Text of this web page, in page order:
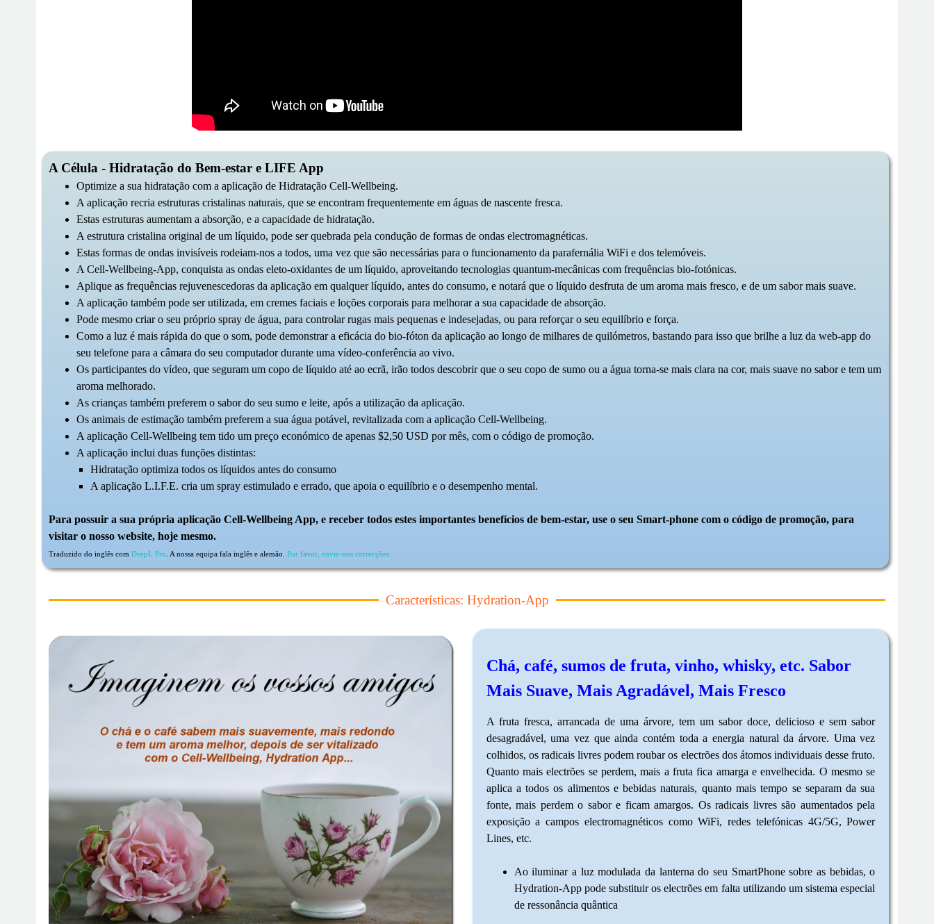
A Célula - Hidratação do Bem-estar e LIFE App
Optimize a sua hidratação com a aplicação de Hidratação Cell-Wellbeing.
A aplicação recria estruturas cristalinas naturais, que se encontram frequentemente em águas de nascente fresca.
Estas estruturas aumentam a absorção, e a capacidade de hidratação.
A estrutura cristalina original de um líquido, pode ser quebrada pela condução de formas de ondas electromagnéticas.
Estas formas de ondas invisíveis rodeiam-nos a todos, uma vez que são necessárias para o funcionamento da parafernália WiFi e dos telemóveis.
A Cell-Wellbeing-App, conquista as ondas eleto-oxidantes de um líquido, aproveitando tecnologias quantum-mecânicas com frequências bio-fotónicas.
Aplique as frequências rejuvenescedoras da aplicação em qualquer líquido, antes do consumo, e notará que o líquido desfruta de um aroma mais fresco, e de um sabor mais suave.
A aplicação também pode ser utilizada, em cremes faciais e loções corporais para melhorar a sua capacidade de absorção.
Pode mesmo criar o seu próprio spray de água, para controlar rugas mais pequenas e indesejadas, ou para reforçar o seu equilíbrio e força.
Como a luz é mais rápida do que o som, pode demonstrar a eficácia do bio-fóton da aplicação ao longo de milhares de quilómetros, bastando para isso que brilhe a luz da web-app do
seu telefone para a câmara do seu computador durante uma vídeo-conferência ao vivo.
Os participantes do vídeo, que seguram um copo de líquido até ao ecrã, irão todos descobrir que o seu copo de sumo ou a água torna-se mais clara na cor, mais suave no sabor e tem um
aroma melhorado.
As crianças também preferem o sabor do seu sumo e leite, após a utilização da aplicação.
Os animais de estimação também preferem a sua água potável, revitalizada com a aplicação Cell-Wellbeing.
A aplicação Cell-Wellbeing tem tido um preço económico de apenas $2,50 USD por mês, com o código de promoção.
A aplicação inclui duas funções distintas:
Hidratação optimiza todos os líquidos antes do consumo
A aplicação L.I.F.E. cria um spray estimulado e errado, que apoia o equilíbrio e o desempenho mental.
Para possuir a sua própria aplicação Cell-Wellbeing App, e receber todos estes importantes benefícios de bem-estar, use o seu Smart-phone com o código de promoção, para
visitar o nosso website, hoje mesmo.
Traduzido do inglês com DeepL Pro . A nossa equipa fala inglês e alemão. Por favor, envie-nos correcções.
Características: Hydration-App
Chá, café, sumos de fruta, vinho, whisky, etc. Sabor
Mais Suave, Mais Agradável, Mais Fresco
A fruta fresca, arrancada de uma árvore, tem um sabor doce, delicioso e sem sabor
desagradável, uma vez que ainda contém toda a energia natural da árvore. Uma vez
colhidos, os radicais livres podem roubar os electrões dos átomos individuais desse fruto.
Quanto mais electrões se perdem, mais a fruta fica amarga e envelhecida. O mesmo se
aplica a todos os alimentos e bebidas naturais, quanto mais tempo se separam da sua
fonte, mais perdem o sabor e ficam amargos. Os radicais livres são aumentados pela
exposição a campos electromagnéticos como WiFi, redes telefónicas 4G/5G, Power
Lines, etc.
Ao iluminar a luz modulada da lanterna do seu SmartPhone sobre as bebidas, o
Hydration-App pode substituir os electrões em falta utilizando um sistema especial
de ressonância quântica